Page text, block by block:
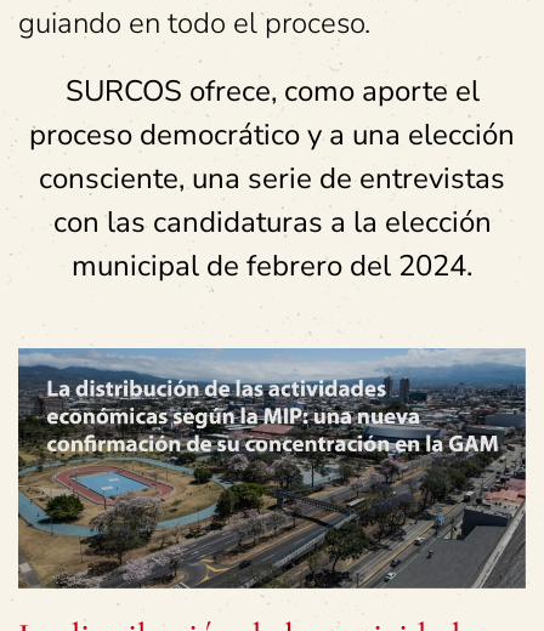
guiando en todo el proceso.
SURCOS ofrece, como aporte el
proceso democrático y a una elección
consciente, una serie de entrevistas
con las candidaturas a la elección
municipal de febrero del 2024.